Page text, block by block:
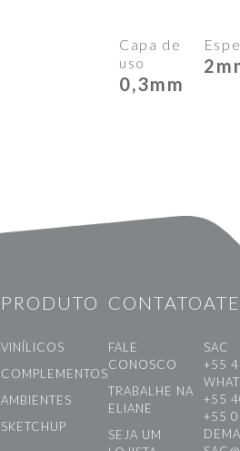
Capa de
uso
0,3mm
PRODUTO
VINÍLICOS
COMPLEMENTOS
AMBIENTES
SKETCHUP
CONTATO
FALE
CONOSCO
TRABALHE NA
ELIANE
SEJA UM
SAC
+55
+55
+55